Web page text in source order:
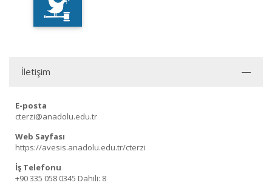
İletişim
E-posta
cterzi@anadolu.edu.tr
Web Sayfası
https://avesis.anadolu.edu.tr/cterzi
İş Telefonu
+90 335 058 0345 Dahili: 8